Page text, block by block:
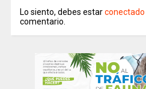
Lo siento, debes estarconectado
comentario.